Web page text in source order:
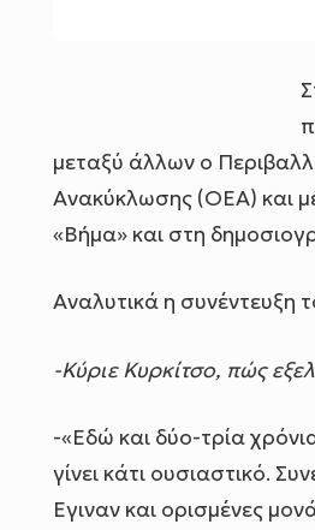
μεταξύ άλλων ο
Ανακύκλωσης (OEA) και
«Βήμα» και στη
Αναλυτικά η συνέντευξη
-Κύριε Κυρκίτσο, πώς
-«Εδώ και δύο-τρία
γίνει κάτι ουσιαστικό.
Εγιναν και ορισμένες